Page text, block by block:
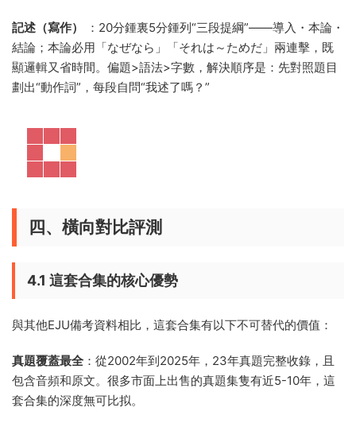
記述（寫作）
：20分鍾裏5分鍾列“三段提綱”——導入・本論・
結論；本論必用「なぜなら」「それは～ためだ」兩連擊，既
顯邏輯又省時間。偏題>語法>字數，解決順序是：先對照題目
劃出“動作詞”，每段自問“我述了嗎？”
四、橫向對比評測
4.1 這套合集的核心優勢
與其他EJU備考資料相比，這套合集有以下不可替代的價值：
真題覆蓋最全：從2002年到2025年，23年真題完整收錄，且
包含音頻和原文。很多市面上出售的真題集隻有近5-10年，這
套合集的深度無可比拟。